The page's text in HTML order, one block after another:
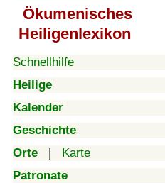
Ökumenisches
Heiligenlexikon
Schnellhilfe
Heilige
Kalender
Geschichte
Orte | Karte
Patronate